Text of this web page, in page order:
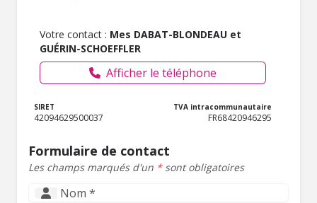
Votre contact : Mes DABAT-BLONDEAU et
GUÉRIN-SCHOEFFLER
Afficher le téléphone
SIRET
42094629500037
TVA intracommunautaire
FR68420946295
Formulaire de contact
Les champs marqués d'un *sont obligatoires